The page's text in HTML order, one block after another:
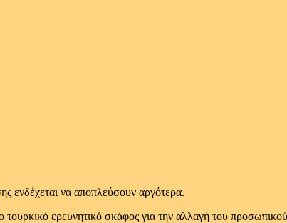
ενδέχεται να αποπλεύσουν αργότερα.
ερευνητικό σκάφος για την αλλαγή του